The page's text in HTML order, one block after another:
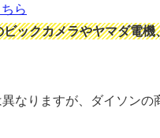
ら
ックカメラやヤマダ電機
なりますが、ダイソンの